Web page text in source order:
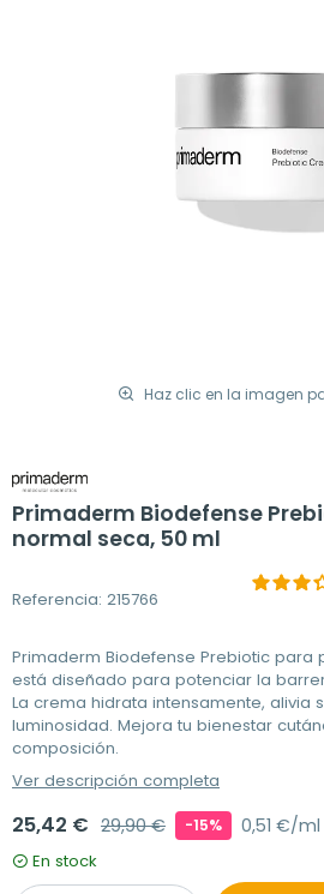
Haz clic en la imagen
Primaderm Biodefense
normal seca, 50 ml
Referencia: 215766
Primaderm Biodefense Prebiotic para
está diseñado para potenciar la
La crema hidrata intensamente, alivia
luminosidad. Mejora tu bienestar
composición.
Ver descripción completa
25,42 € 29,90 € -15% 0,51 €/ml
En stock